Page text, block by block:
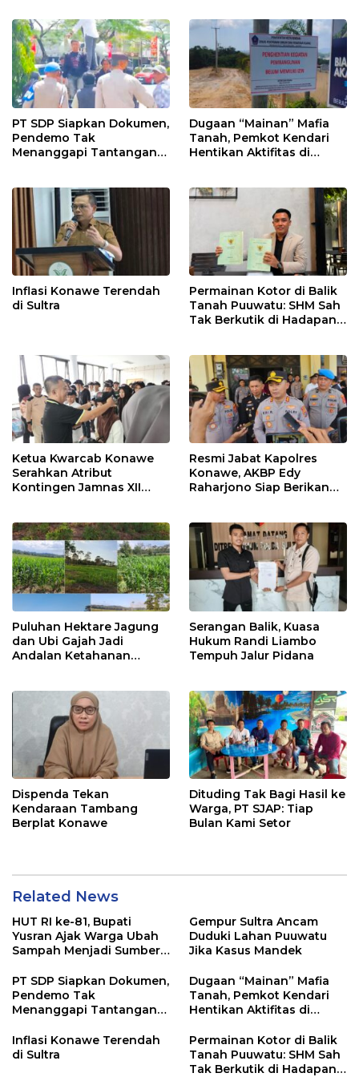
PT SDP Siapkan Dokumen,
Pendemo Tak
Menanggapi Tantangan
Dugaan “Mainan” Mafia
Tanah, Pemkot Kendari
Hentikan Aktifitas di
Inflasi Konawe Terendah
di Sultra
Permainan Kotor di Balik
Tanah Puuwatu: SHM Sah
Tak Berkutik di Hadapan
Ketua Kwarcab Konawe
Serahkan Atribut
Kontingen Jamnas XII
Resmi Jabat Kapolres
Konawe, AKBP Edy
Raharjono Siap Berikan
Puluhan Hektare Jagung
dan Ubi Gajah Jadi
Andalan Ketahanan
Serangan Balik, Kuasa
Hukum Randi Liambo
Tempuh Jalur Pidana
Dispenda Tekan
Kendaraan Tambang
Berplat Konawe
Dituding Tak Bagi Hasil ke
Warga, PT SJAP: Tiap
Bulan Kami Setor
Related News
HUT RI ke-81, Bupati
Yusran Ajak Warga Ubah
Sampah Menjadi Sumber
Gempur Sultra Ancam
Duduki Lahan Puuwatu
Jika Kasus Mandek
PT SDP Siapkan Dokumen,
Pendemo Tak
Menanggapi Tantangan
Dugaan “Mainan” Mafia
Tanah, Pemkot Kendari
Hentikan Aktifitas di
Inflasi Konawe Terendah
di Sultra
Permainan Kotor di Balik
Tanah Puuwatu: SHM Sah
Tak Berkutik di Hadapan